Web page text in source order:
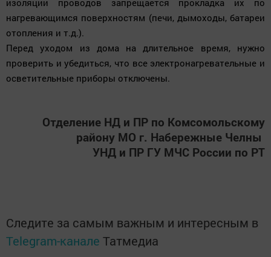
изоляции проводов запрещается прокладка их по
нагревающимся поверхностям (печи, дымоходы, батареи
отопления и т.д.).
Перед уходом из дома на длительное время, нужно
проверить и убедиться, что все электронагревательные и
осветительные приборы отключены.
Отделение НД и ПР по Комсомольскому
району МО г. Набережные Челны
УНД и ПР ГУ МЧС России по РТ
Следите за самым важным и интересным в
Telegram-канале Татмедиа